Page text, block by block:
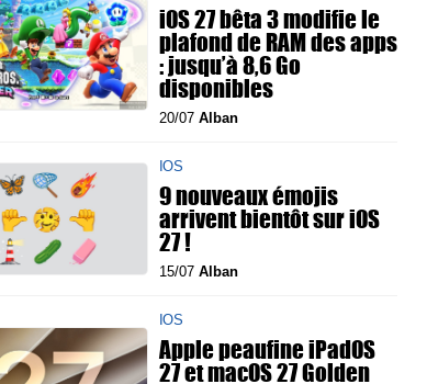
iOS 27 bêta 3 modifie le
plafond de RAM des apps
: jusqu’à 8,6 Go
disponibles
20/07 Alban
IOS
9 nouveaux émojis
arrivent bientôt sur iOS
27 !
15/07 Alban
IOS
Apple peaufine iPadOS
27 et macOS 27 Golden